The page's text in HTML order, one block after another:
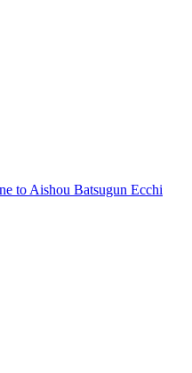
to Aishou Batsugun Ecchi